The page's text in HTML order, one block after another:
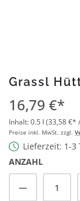
Grassl
16,79 €*
Inhalt:0.5 l (33,58 €*
Preise inkl. MwSt. zzgl.
Lieferzeit: 1-3
ANZAHL
Produkt